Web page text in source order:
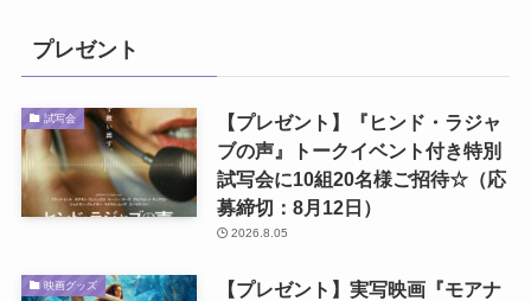
プレゼント
試写会
【プレゼント】『ヒンド・ラジャ
ブの声』トークイベント付き特別
試写会に10組20名様ご招待☆（応
募締切：8月12日）
2026.8.05
映画グッズ
【プレゼント】実写映画『モアナ